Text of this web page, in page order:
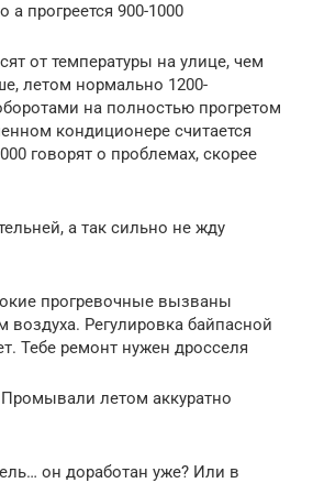
а прогреется 900-1000
от температуры на улице, чем
летом нормально 1200-
на полностью прогретом
кондиционере считается
говорят о проблемах, скорее
а так сильно не жду
прогревочные вызваны
Регулировка байпасной
Тебе ремонт нужен дросселя
летом аккуратно
он доработан уже? Или в